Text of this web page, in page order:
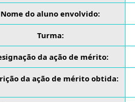
Nome do aluno envolvido:
Turma:
da ação de mérito:
da ação de mérito obtida: